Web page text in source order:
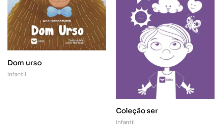
Dom urso
Infantil
Coleção ser
Infantil